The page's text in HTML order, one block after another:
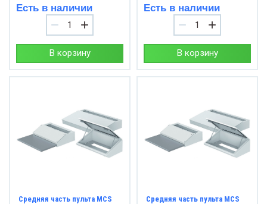
Есть в наличии
− +
В корзину
Есть в наличии
− +
В корзину
Средняя часть пульта MCS
Средняя часть пульта MCS